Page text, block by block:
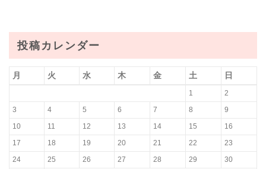
投稿カレンダー
月 火 水 木 金 土 日
1
2
3
4 5 6 7 8
9
10
11 12 13 14 15
16
17
18 19 20 21 22
23
24
25 26 27 28 29
30